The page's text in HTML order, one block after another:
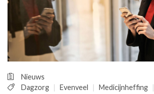
PRAKTIJKZAKEN
TARIEVEN
VPHUISARTSEN
MEDISCHE VAKHANDEL
REGISTRATIE
Nieuws
Dagzorg
Evenveel Medicijnheffing